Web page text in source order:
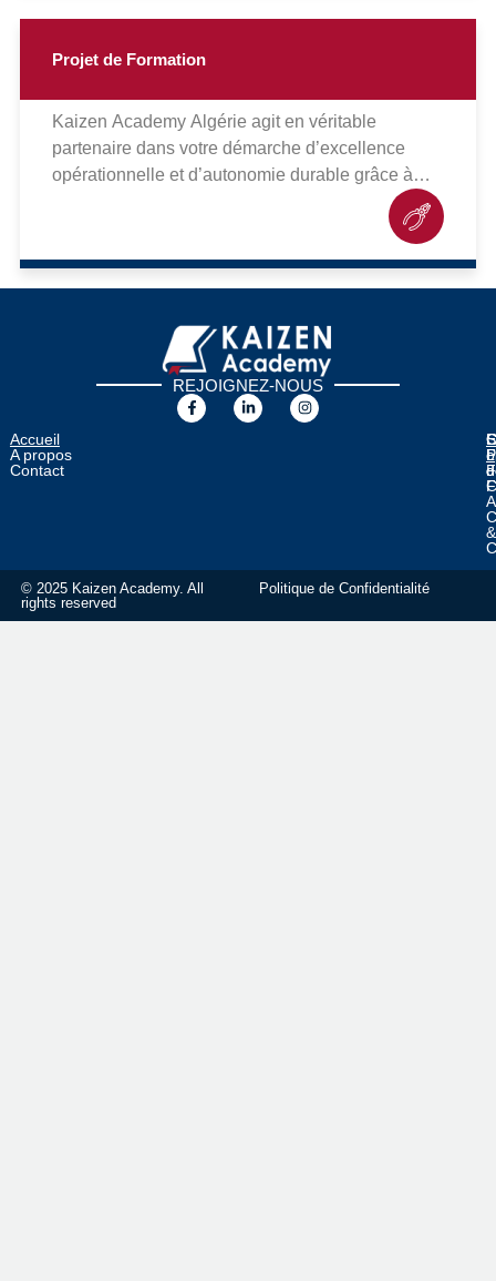
de vos projets.
Projet de Formation
Kaizen Academy Algérie agit en véritable
partenaire dans votre démarche d’excellence
opérationnelle et d’autonomie durable grâce à
une approche pédagogique innovante, centrée
REJOIGNEZ-NOUS
Accueil
A propos
Contact
&
© 2025 Kaizen Academy. All
rights reserved
Politique de Confidentialité